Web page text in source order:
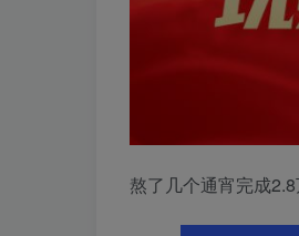
熬了几个通宵完成